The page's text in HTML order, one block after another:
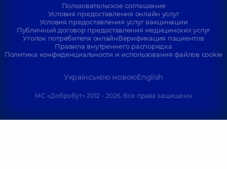
Пользовательское соглашение
Условия предоставления онлайн услуг
Условия предоставления услуг вакцинации
Публичный договор предоставления медицинских услуг
Уголок потребителя онлайнВерификация пациентов
Правила внутреннего распорядка
Политика конфиденциальности и использования файлов cookie
Українською мовоюEnglish
МС «Добробут» 2012 - 2026. Все права защищены